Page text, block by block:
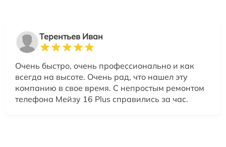
Терентьев Иван
Очень быстро, очень профессионально и как
всегда на высоте. Очень рад, что нашел эту
компанию в свое время. С непростым ремонтом
телефона Мейзу 16 Plus справились за час.